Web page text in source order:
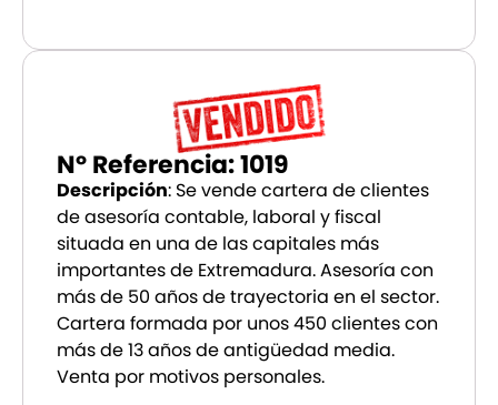
Nº Referencia: 1019
Descripción: Se vende cartera de clientes
de asesoría contable, laboral y fiscal
situada en una de las capitales más
importantes de Extremadura. Asesoría con
más de 50 años de trayectoria en el sector.
Cartera formada por unos 450 clientes con
más de 13 años de antigüedad media.
Venta por motivos personales.